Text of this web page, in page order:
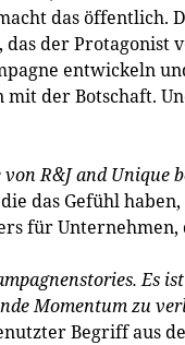
das öffentlich.
der Protagonist
entwickeln
der Botschaft.
R&J and Unique
das Gefühl
für
Es
Momentum zu
Begriff aus